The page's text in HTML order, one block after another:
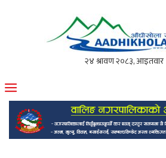
मोफसलकै लोकप्रिय अनलाइन पत्रिका